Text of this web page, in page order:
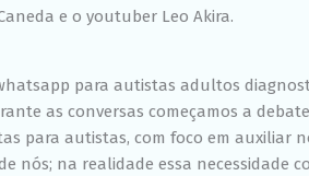
e o youtuber Leo Akira.
para autistas adultos
as conversas começamos a
para autistas, com foco em auxiliar
nós; na realidade essa necessidade